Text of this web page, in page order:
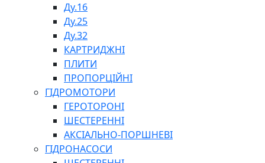
БОРЕКС, ЕО
Ду.16
Ду.25
Ду.32
КАРТРИДЖНІ
ПЛИТИ
ПРОПОРЦІЙНІ
ГІДРОМОТОРИ
ГЕРОТОРОНІ
ШЕСТЕРЕННІ
АКСІАЛЬНО-ПОРШНЕВІ
ГІДРОНАСОСИ